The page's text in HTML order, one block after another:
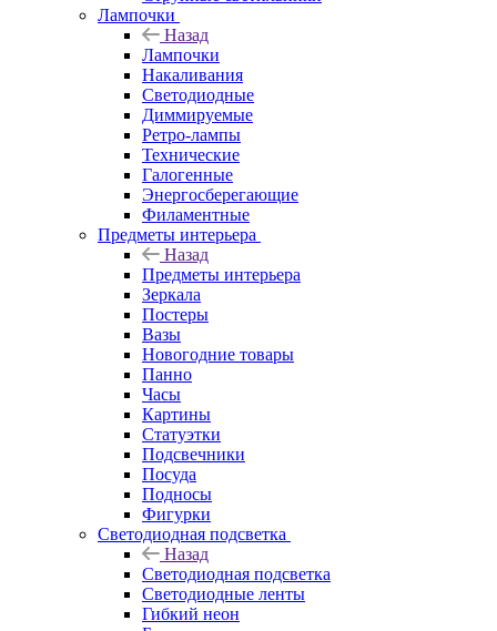
Лампочки
Назад
Лампочки
Накаливания
Светодиодные
Диммируемые
Ретро-лампы
Технические
Галогенные
Энергосберегающие
Филаментные
Предметы интерьера
Назад
Предметы интерьера
Зеркала
Постеры
Вазы
Новогодние товары
Панно
Часы
Картины
Статуэтки
Подсвечники
Посуда
Подносы
Фигурки
Светодиодная подсветка
Назад
Светодиодная подсветка
Светодиодные ленты
Гибкий неон